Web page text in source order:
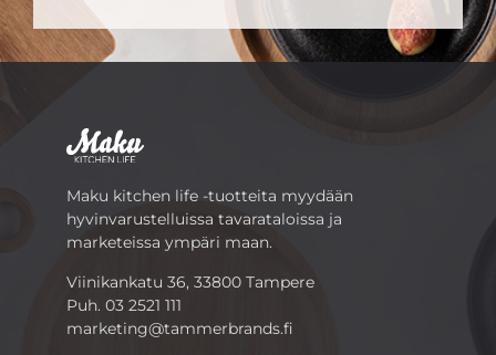
Maku kitchen life -tuotteita myydään
hyvinvarustelluissa tavarataloissa ja
marketeissa ympäri maan.
Viinikankatu 36, 33800 Tampere
Puh. 03 2521 111
marketing@tammerbrands.fi